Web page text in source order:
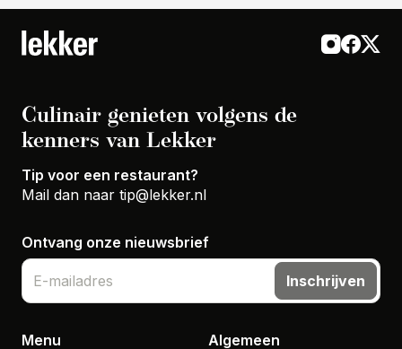
Culinair genieten volgens de
kenners van Lekker
Tip voor een restaurant?
Mail dan naar tip@lekker.nl
Ontvang onze nieuwsbrief
Inschrijven
Menu Algemeen